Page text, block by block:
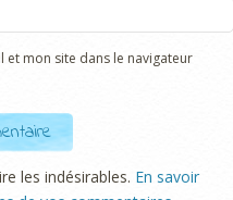
et mon site dans le navigateur
les indésirables. En savoir